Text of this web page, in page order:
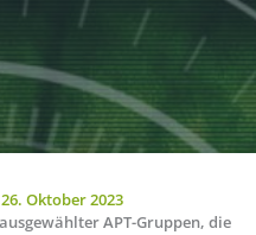
26. Oktober 2023
APT-Gruppen, die